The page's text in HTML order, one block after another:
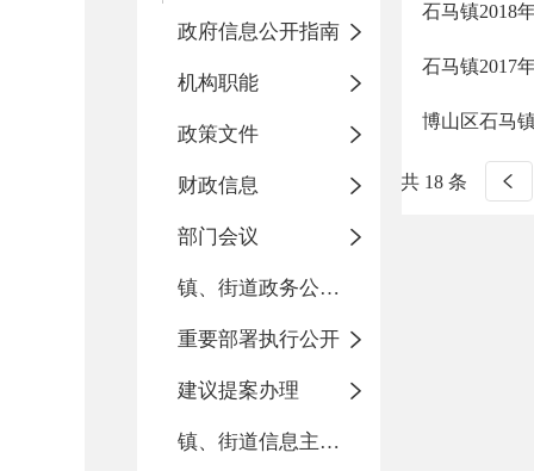
政府信息公开指南
机构职能
政策文件
财政信息
部门会议
镇、街道政务公开标准化目录
重要部署执行公开
建议提案办理
镇、街道信息主动公开基本目录
石马镇2018
石马镇2017
博山区石马
共 18 条